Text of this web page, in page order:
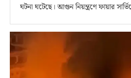
ঘটনা ঘটেছে। আগুন নিয়ন্ত্রণে ফায়ার